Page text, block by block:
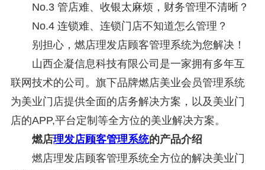
No.3 管店难、收银太麻烦，财务管理不清晰？
No.4 连锁难、连锁门店不知道怎么管理？
别担心，燃店理发店顾客管理系统为您解决！
山西企凝信息科技有限公司是一家拥有多年互
联网技术的公司。旗下品牌燃店美业会员管理系统
为美业门店提供全面的店务解决方案，以及美业门
店的APP,平台定制等全方位的美业解决方案。
燃店理发店顾客管理系统的产品介绍
燃店理发店顾客管理系统全方位的解决美业门